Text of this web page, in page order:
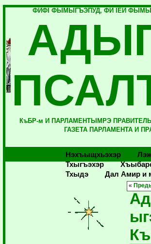
ФИФI ФЫМЫГЪЭПУД, ФИ IЕЙ
КъБР-м И ПАРЛАМЕНТЫМРЭ
ГАЗЕТА ПАРЛАМЕНТА И
Нэхъыщхьэхэр
Тхыгъэхэр
Тхыдэ
Дал Амир и
«
Ад